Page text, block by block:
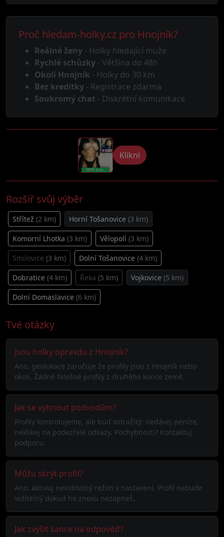
Proč hledam-holky.cz pro Hnojník?
Reálné ženy - Holky hledající muže
Rychlé schůzky - Většina do 48h
Okolí Hnojník - Holky do 30 km
Bez kreditky - Registrace zdarma
Soukromý chat - Diskrétní komunikace
Klikni
Rozšiř svůj výběr
Střítež (2 km) Horní Tošanovice (3 km)
Komorní Lhotka (3 km) Vělopolí (3 km)
Smilovice (3 km) Dolní Tošanovice (4 km)
Dobratice (4 km) Řeka (5 km) Vojkovice (5 km)
Dolní Domaslavice (6 km)
Tvé otázky
Jsou holky opravdu z Hnojník?
Ano, geolokace zaručuje že profily jsou z Hnojník nebo
okolí. Žádné falešné profily z druhého konce země.
Jak se vyhnout podvodům?
Profily kontrolujeme, ale buď ostražitý: nedávej peníze,
neklikej na podezřelé odkazy. Pochybnosti? Kontaktuj
podporu.
Můžu skrýt profil?
Ano, aktivuj neviditelný režim v nastavení. Profil nebude
viditelný dokud ho znovu nezapneš.
Jak zvýšit šance na odpověď?